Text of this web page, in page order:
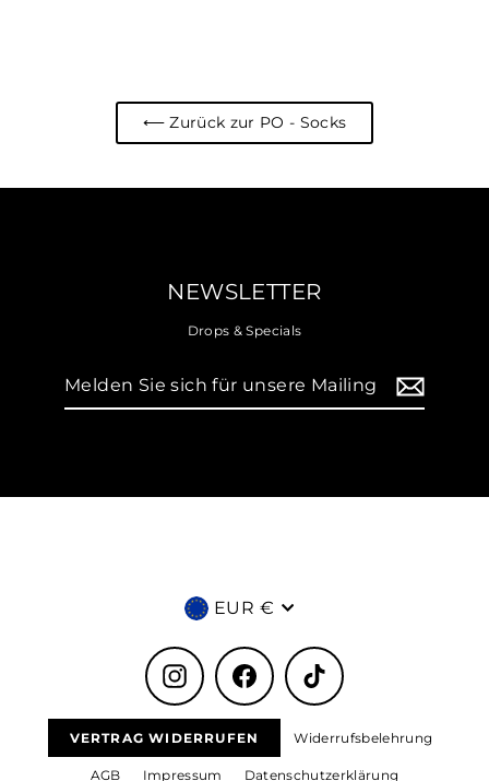
⟵ Zurück zur PO - Socks
NEWSLETTER
Drops & Specials
an
Währung
EUR €
Instagram Facebook TikTok
VERTRAG WIDERRUFEN Widerrufsbelehrung
AGB Impressum Datenschutzerklärung